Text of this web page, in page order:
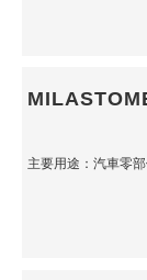
主要用途：汽車零